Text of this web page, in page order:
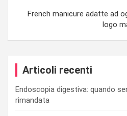
French manicure adatte ad
logo
Articoli recenti
Endoscopia digestiva: quando
rimandata